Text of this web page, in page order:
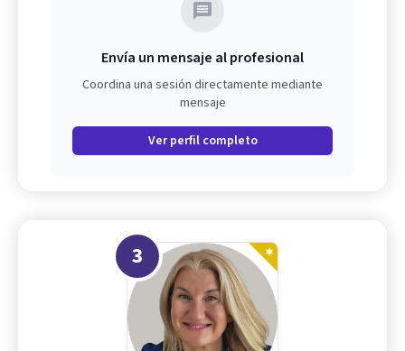
Envía un mensaje al profesional
Coordina una sesión directamente mediante
mensaje
Ver perfil completo
3